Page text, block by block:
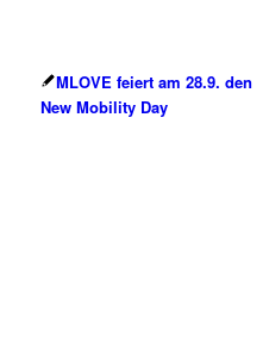
MLOVE feiert am 28.9. den
New Mobility Day